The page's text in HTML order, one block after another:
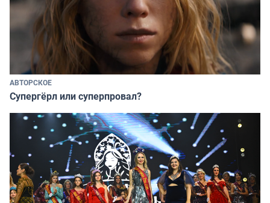
АВТОРСКОЕ
Супергёрл или суперпровал?